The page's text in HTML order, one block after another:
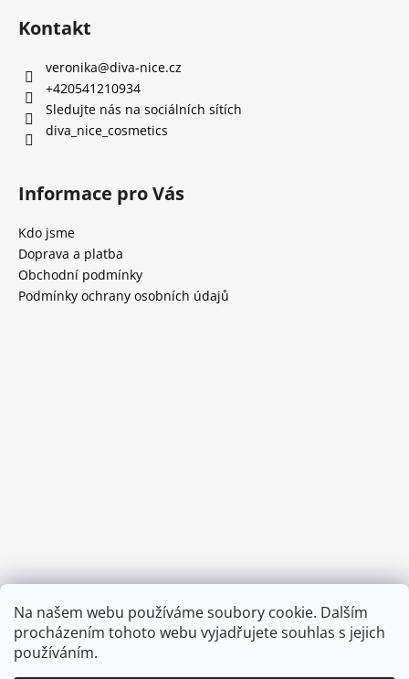
Na našem webu používáme soubory cookie. Dalším
procházením tohoto webu vyjadřujete souhlas s jejich
používáním.
Kontakt
veronika@diva-nice.cz
+420541210934
Sledujte nás na sociálních sítích
diva_nice_cosmetics
Informace pro Vás
Kdo jsme
Doprava a platba
Obchodní podmínky
Podmínky ochrany osobních údajů
Provozní doba:
8.00 - 15.00 hod (pondělí - pátek)